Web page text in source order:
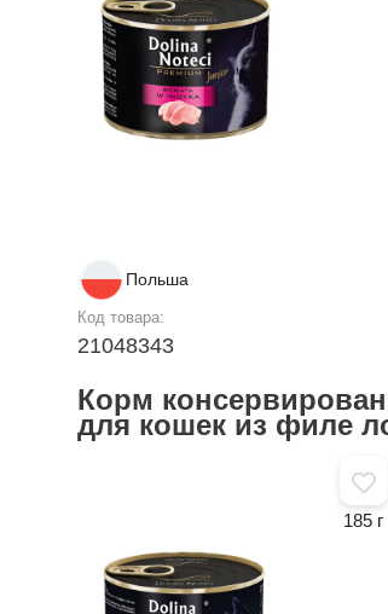
Польша
Код товара:
21048343
Корм
для кошек из филе
185 г